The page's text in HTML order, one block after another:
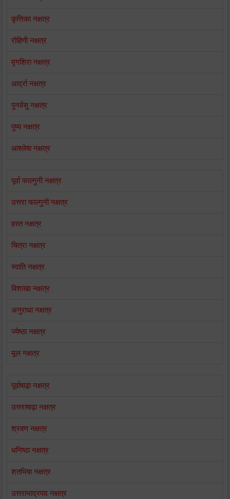
कृत्तिका नक्षत्र
रोहिणी नक्षत्र
मृगशिरा नक्षत्र
आर्द्रा नक्षत्र
पुनर्वसु नक्षत्र
पुष्य नक्षत्र
आश्लेषा नक्षत्र
पूर्वा फाल्गुनी नक्षत्र
उत्तरा फाल्गुनी नक्षत्र
हस्त नक्षत्र
चित्रा नक्षत्र
स्वाति नक्षत्र
विशाखा नक्षत्र
अनुराधा नक्षत्र
ज्येष्ठा नक्षत्र
मूल नक्षत्र
पूर्वाषाढ़ा नक्षत्र
उत्तराषाढ़ा नक्षत्र
श्रवण नक्षत्र
धनिष्ठा नक्षत्र
शतभिषा नक्षत्र
उत्तराभाद्रपद नक्षत्र